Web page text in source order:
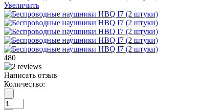
Увеличить
480
Написать отзыв
Количество: